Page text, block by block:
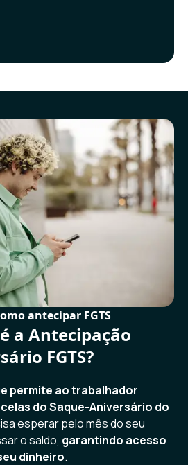
antecipar FGTS
a Antecipação
FGTS?
permite ao trabalhador
do Saque-Aniversário do
esperar pelo mês do seu
o saldo, garantindo acesso
dinheiro.